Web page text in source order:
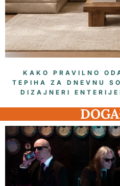
KAKO PRAVILNO
TEPIHA ZA DNEVNU
DIZAJNERI